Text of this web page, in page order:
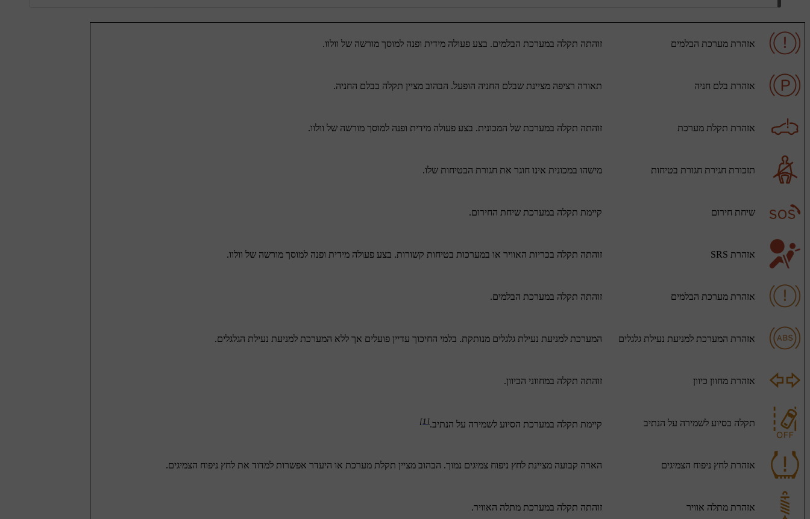
אזהרת מערכת הבלמים זוהתה תקלה במערכת הבלמים. בצע פעולה מידית ופנה למוסך מורשה של וולוו.
אזהרת בלם חניה תאורה רציפה מציינת שבלם החניה הופעל. הבהוב מציין תקלה בבלם החניה.
אזהרת תקלת מערכת זוהתה תקלה במערכת של המכונית. בצע פעולה מידית ופנה למוסך מורשה של וולוו.
תזכורת חגירת חגורת בטיחות מישהו במכונית אינו חוגר את חגורת הבטיחות שלו.
שיחת חירום קיימת תקלה במערכת שיחת החירום.
אזהרת SRS זוהתה תקלה בכריות האוויר או במערכות בטיחות קשורות. בצע פעולה מידית ופנה למוסך מורשה של וולוו.
אזהרת מערכת הבלמים זוהתה תקלה במערכת הבלמים.
אזהרת המערכת למניעת נעילת גלגלים המערכת למניעת נעילת גלגלים מנותקת. בלמי החיכוך עדיין פועלים אך ללא המערכת למניעת נעילת הגלגלים.
אזהרת מחוון כיוון זוהתה תקלה במחווני הכיוון.
תקלה בסיוע לשמירה על הנתיב קיימת תקלה במערכת הסיוע לשמירה על הנתיב.[1]
אזהרת לחץ ניפוח הצמיגים הארה קבועה מציינת לחץ ניפוח צמיגים נמוך. הבהוב מציין תקלת מערכת או היעדר אפשרות למדוד את לחץ ניפוח הצמיגים.
אזהרת מתלה אוויר זוהתה תקלה במערכת מתלה האוויר.